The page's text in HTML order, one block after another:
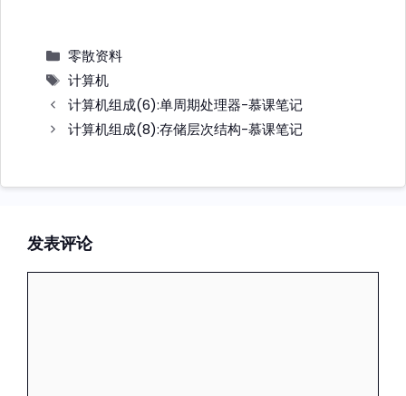
分
类
零散资料
标
签
计算机
计算机组成(6):单周期处理器-慕课笔记
计算机组成(8):存储层次结构-慕课笔记
发表评论